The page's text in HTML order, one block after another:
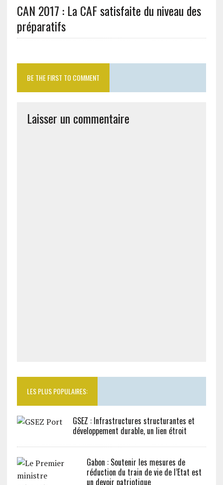
CAN 2017 : La CAF satisfaite du niveau des
préparatifs
BE THE FIRST TO COMMENT
Laisser un commentaire
LES PLUS POPULAIRES:
GSEZ : Infrastructures structurantes et
développement durable, un lien étroit
Gabon : Soutenir les mesures de
réduction du train de vie de l’Etat est
un devoir patriotique